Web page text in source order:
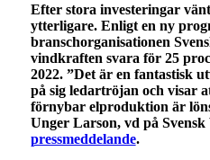
Efter stora investeringar
ytterligare. Enligt en ny
branschorganisationen
vindkraften svara för 25
2022. ”Det är en fantastisk
på sig ledartröjan och visar
förnybar elproduktion är
Unger Larson, vd på
pressmeddelande.